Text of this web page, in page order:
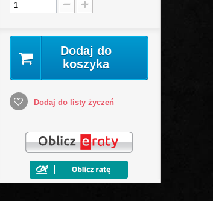
Dodaj do
koszyka
Dodaj do listy życzeń